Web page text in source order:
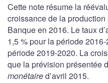
Cette note résume la
croissance de la
Banque en 2016. Le taux
1,5 % pour la période
période 2019-2020. La
que la prévision présentée
monétaired’avril 2015.